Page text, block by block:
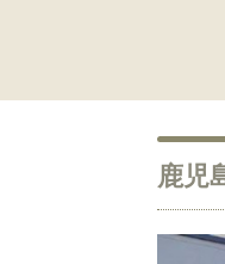
鹿児